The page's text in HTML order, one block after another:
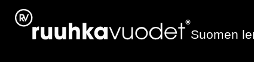
Siirry
sisältöön
Ruuhkavuodet.fi
Suomen
Etusivulle